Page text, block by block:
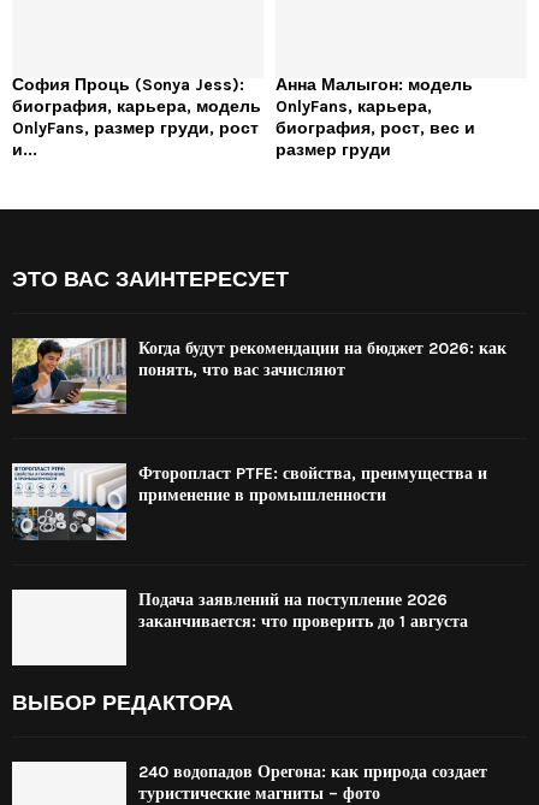
София Проць (Sonya Jess):
биография, карьера, модель
OnlyFans, размер груди, рост
и...
Анна Малыгон: модель
OnlyFans, карьера,
биография, рост, вес и
размер груди
ЭТО ВАС ЗАИНТЕРЕСУЕТ
Когда будут рекомендации на бюджет 2026: как
понять, что вас зачисляют
Фторопласт PTFE: свойства, преимущества и
применение в промышленности
Подача заявлений на поступление 2026
заканчивается: что проверить до 1 августа
ВЫБОР РЕДАКТОРА
240 водопадов Орегона: как природа создает
туристические магниты – фото